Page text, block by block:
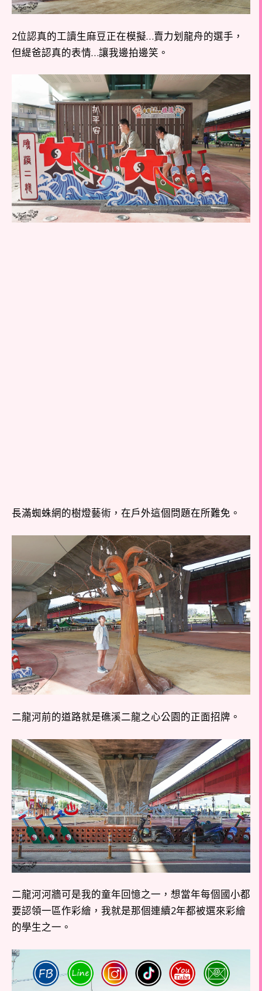
2位認真的工讀生麻豆正在模擬…賣力划龍舟的選手，
但緹爸認真的表情…讓我邊拍邊笑。
長滿蜘蛛網的樹燈藝術，在戶外這個問題在所難免。
二龍河前的道路就是礁溪二龍之心公園的正面招牌。
二龍河河牆可是我的童年回憶之一，想當年每個國小都
要認領一區作彩繪，我就是那個連續2年都被選來彩繪
的學生之一。